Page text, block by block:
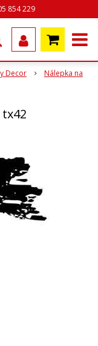
854 229
Decor
Nálepka na